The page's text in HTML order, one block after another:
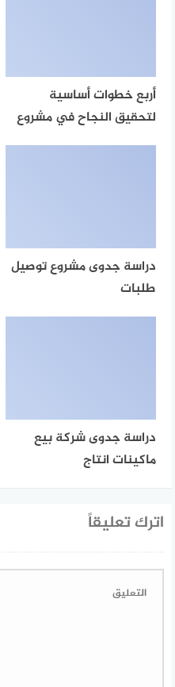
أربع خطوات أساسية
لتحقيق النجاح في مشروع
دراسة جدوى مشروع توصيل
طلبات
دراسة جدوى شركة بيع
ماكينات انتاج
اترك تعليقاً